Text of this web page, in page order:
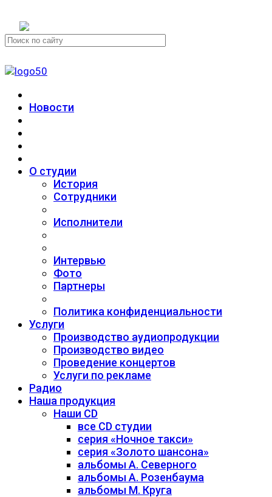
Новости
О студии
История
Сотрудники
Исполнители
Интервью
Фото
Партнеры
Политика конфиденциальности
Услуги
Производство аудиопродукции
Производство видео
Проведение концертов
Услуги по рекламе
Радио
Наша продукция
Наши CD
все CD студии
серия «Ночное такси»
серия «Золото шансона»
альбомы А. Северного
альбомы А. Розенбаума
альбомы М. Круга